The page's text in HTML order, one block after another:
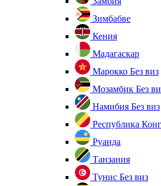
Зимбабве
Кения
Мадагаскар
Марокко Без виз
Мозамбик Без
Намибия Без виз
Республика
Руанда
Танзания
Тунис Без виз